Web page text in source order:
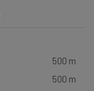
500 m
500 m